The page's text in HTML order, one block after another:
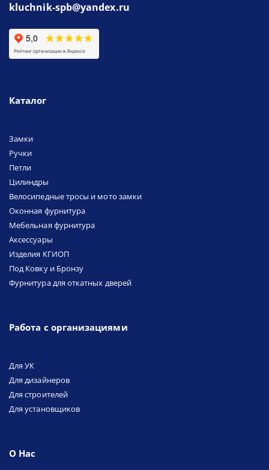
kluchnik-spb@yandex.ru
Каталог
Замки
Ручки
Петли
Цилиндры
Велосипедные тросы и мото замки
Оконная фурнитура
Мебельная фурнитура
Аксессуары
Изделия КГИОП
Под Ковку и Бронзу
Фурнитура для откатных дверей
Работа с организациями
Для УК
Для дизайнеров
Для строителей
Для установщиков
О Нас